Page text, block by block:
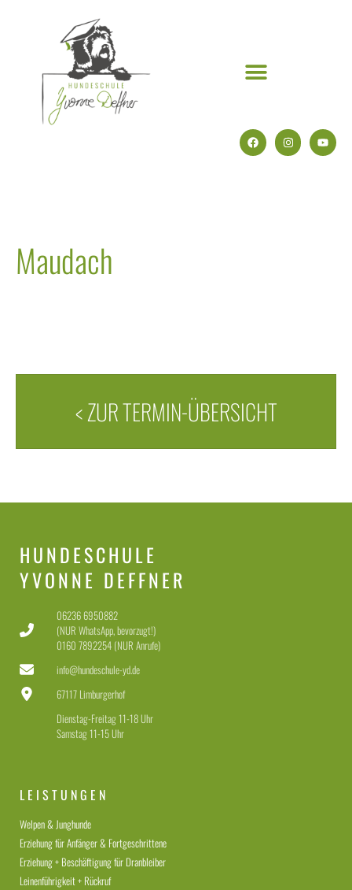
Maudach
< ZUR TERMIN-ÜBERSICHT
HUNDESCHULE
YVONNE DEFFNER
06236 6950882
(NUR WhatsApp, bevorzugt!)
0160 7892254 (NUR Anrufe)
info@hundeschule-yd.de
67117 Limburgerhof
Dienstag-Freitag 11-18 Uhr
Samstag 11-15 Uhr
LEISTUNGEN
Welpen & Junghunde
Erziehung für Anfänger & Fortgeschrittene
Erziehung + Beschäftigung für Dranbleiber
Leinenführigkeit + Rückruf